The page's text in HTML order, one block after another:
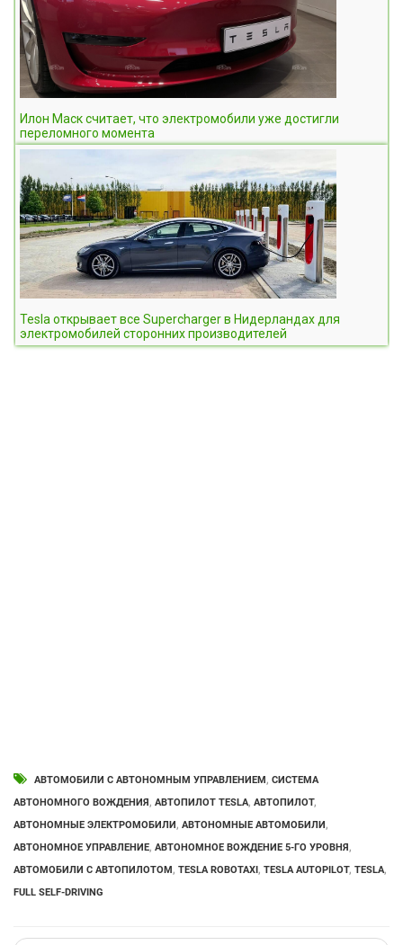
Илон Маск считает, что электромобили уже достигли
переломного момента
Tesla открывает все Supercharger в Нидерландах для
электромобилей сторонних производителей
АВТОМОБИЛИ С АВТОНОМНЫМ УПРАВЛЕНИЕМ, СИСТЕМА
АВТОНОМНОГО ВОЖДЕНИЯ, АВТОПИЛОТ TESLA, АВТОПИЛОТ,
АВТОНОМНЫЕ ЭЛЕКТРОМОБИЛИ, АВТОНОМНЫЕ АВТОМОБИЛИ,
АВТОНОМНОЕ УПРАВЛЕНИЕ, АВТОНОМНОЕ ВОЖДЕНИЕ 5-ГО УРОВНЯ,
АВТОМОБИЛИ С АВТОПИЛОТОМ, TESLA ROBOTAXI , TESLA AUTOPILOT, TESLA,
FULL SELF-DRIVING